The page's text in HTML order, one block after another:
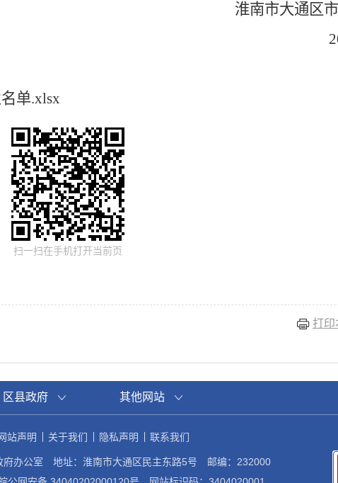
淮南市大通区
单.xlsx
扫一扫在手机打开当前页
打印
区县政府 其他网站
站声明 关于我们 隐私声明 联系我们
府办公室 地址：淮南市大通区民主东路5号
邮编：232000